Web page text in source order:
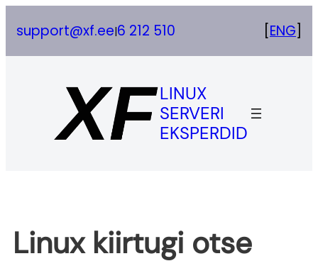
tosupport@xf.ee|6 212 510 ENG
LINUX
SERVERI
EKSPERDID
Linux kiirtugi otse